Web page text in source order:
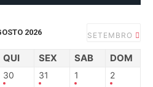
2026 SETEMBRO
QUI SEX SAB DOM
30 31 1 2